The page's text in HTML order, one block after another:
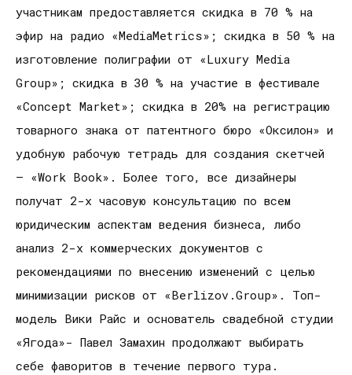
участникам предоставляется скидка в 70 % на
эфир на радио «MediaMetrics»; скидка в 50 % на
изготовление полиграфии от «Luxury Media
Group»; скидка в 30 % на участие в фестивале
«Concept Market»; скидка в 20% на регистрацию
товарного знака от патентного бюро «Оксилон» и
удобную рабочую тетрадь для создания скетчей
– «Work Book». Более того, все дизайнеры
получат 2-х часовую консультацию по всем
юридическим аспектам ведения бизнеса, либо
анализ 2-х коммерческих документов с
рекомендациями по внесению изменений с целью
минимизации рисков от «Berlizov.Group». Топ-
модель Вики Райс и основатель свадебной студии
«Ягода»- Павел Замахин продолжают выбирать
себе фаворитов в течение первого тура.